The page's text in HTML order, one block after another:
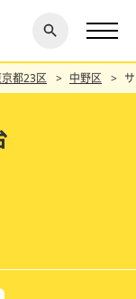
探す
閉じ
る
都23区 中野区